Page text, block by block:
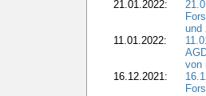
21.01.2022:
und
11.01.2022:
von
16.12.2021: